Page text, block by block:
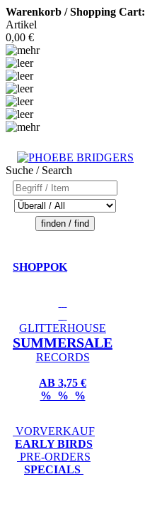
Warenkorb / Shopping Cart:
Artikel
0,00 €
Suche / Search
SHOPPOK
GLITTERHOUSE
SUMMERSALE
RECORDS
AB 3,75 €
% % %
VORVERKAUF
EARLY BIRDS
PRE-ORDERS
SPECIALS